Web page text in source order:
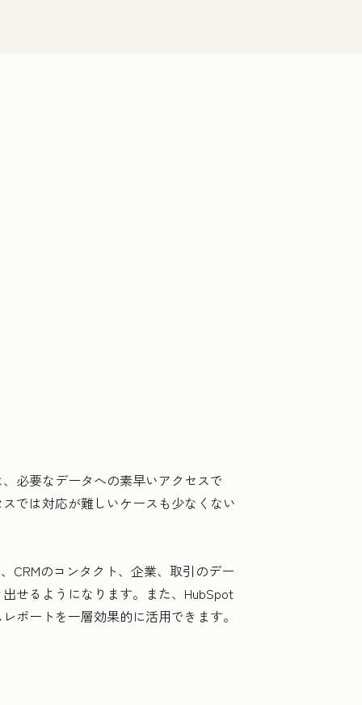
必要なデータへの素早いアクセスで
では対応が難しいケースも少なくない
CRMのコンタクト、企業、取引のデー
せるようになります。また、HubSpot
ポートを一層効果的に活用できます。